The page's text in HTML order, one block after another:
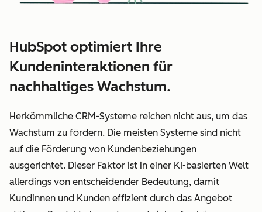
HubSpot optimiert Ihre
Kundeninteraktionen für
nachhaltiges Wachstum.
Herkömmliche CRM-Systeme reichen nicht aus, um das
Wachstum zu fördern. Die meisten Systeme sind nicht
auf die Förderung von Kundenbeziehungen
ausgerichtet. Dieser Faktor ist in einer KI-basierten Welt
allerdings von entscheidender Bedeutung, damit
Kundinnen und Kunden effizient durch das Angebot